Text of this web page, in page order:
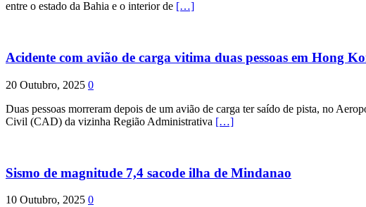
entre o estado da Bahia e o interior de […]
Acidente com avião de carga vitima duas pessoas em Hong
20 Outubro, 2025 0
Duas pessoas morreram depois de um avião de carga ter saído de pista, no
Civil (CAD) da vizinha Região Administrativa […]
Sismo de magnitude 7,4 sacode ilha de Mindanao
10 Outubro, 2025 0